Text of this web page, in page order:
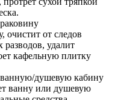
очистит от следов
удалит
кафельную плитку
душевую кабину
ванну или душевую